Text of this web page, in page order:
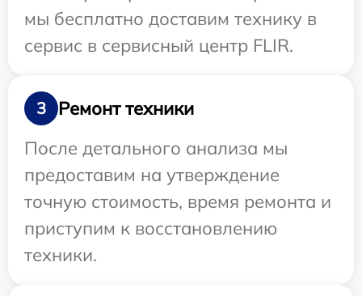
мы бесплатно доставим технику в
сервис в сервисный центр FLIR.
3
Ремонт техники
После детального анализа мы
предоставим на утверждение
точную стоимость, время ремонта и
приступим к восстановлению
техники.